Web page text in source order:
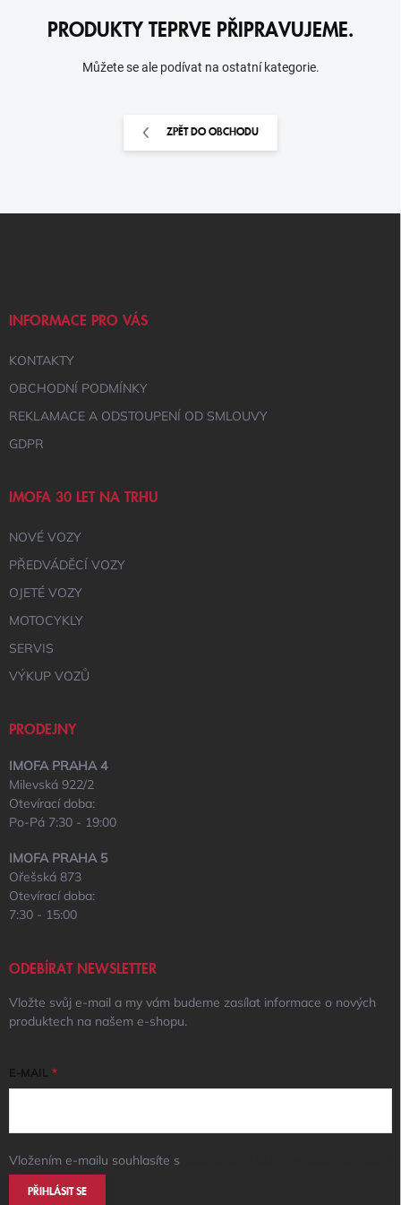
PRODUKTY TEPRVE PŘIPRAVUJEME.
Můžete se ale podívat na ostatní kategorie.
ZPĚT DO OBCHODU
INFORMACE PRO VÁS
KONTAKTY
OBCHODNÍ PODMÍNKY
REKLAMACE A ODSTOUPENÍ OD SMLOUVY
GDPR
IMOFA 30 LET NA TRHU
NOVÉ VOZY
PŘEDVÁDĚCÍ VOZY
OJETÉ VOZY
MOTOCYKLY
SERVIS
VÝKUP VOZŮ
PRODEJNY
IMOFA PRAHA 4
Milevská 922/2
Otevírací doba:
Po-Pá 7:30 - 19:00
IMOFA PRAHA 5
Ořešská 873
Otevírací doba:
7:30 - 15:00
ODEBÍRAT NEWSLETTER
Vložte svůj e-mail a my vám budeme zasílat informace o nových
produktech na našem e-shopu.
E-MAIL
Vložením e-mailu souhlasíte s
PŘIHLÁSIT SE